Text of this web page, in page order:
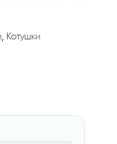
, Котушки